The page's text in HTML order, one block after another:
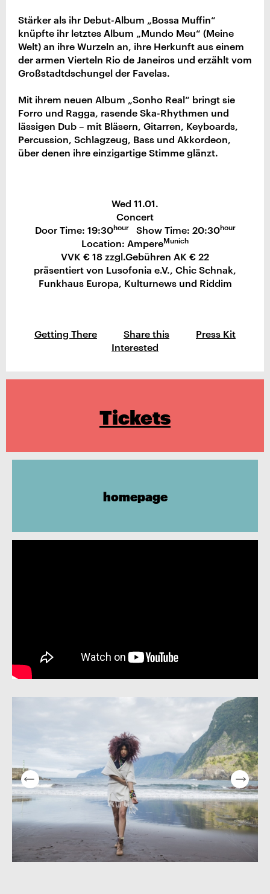
Stärker als ihr Debut-Album „Bossa Muffin“
knüpfte ihr letztes Album „Mundo Meu“ (Meine
Welt) an ihre Wurzeln an, ihre Herkunft aus einem
der armen Vierteln Rio de Janeiros und erzählt vom
Großstadtdschungel der Favelas.
Mit ihrem neuen Album „Sonho Real“ bringt sie
Forro und Ragga, rasende Ska-Rhythmen und
lässigen Dub – mit Bläsern, Gitarren, Keyboards,
Percussion, Schlagzeug, Bass und Akkordeon,
über denen ihre einzigartige Stimme glänzt.
Wed 11.01.
Concert
Door Time: 19:30hourShow Time: 20:30hour
Location: AmpereMunich
VVK € 18 zzgl.Gebühren AK € 22
präsentiert von Lusofonia e.V., Chic Schnak,
Funkhaus Europa, Kulturnews und Riddim
Getting There Share this
Press Kit
Interested
Tickets
homepage